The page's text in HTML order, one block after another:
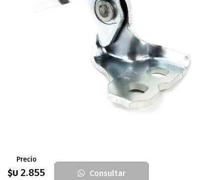
Precio
$U 2.855 Consultar